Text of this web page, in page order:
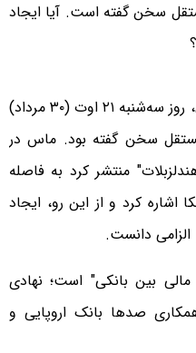
سخن گفته است. آیا ایجاد
هایکو ماس، وزیر امور خارجه آلمان، روز سه‌شنبه ۲۱ اوت (۳۰ مرداد)
سخن گفته بود. ماس در
منتشر کرد به فاصله
اشاره کرد و از این رو، ایجاد
دانست.
بین بانکی" است؛ نهادی
پیش با همکاری صدها بانک اروپایی و